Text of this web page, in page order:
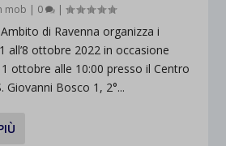
mob | 0 |
Ambito di Ravenna organizza i
all’8 ottobre 2022 in occasione
1 ottobre alle 10:00 presso il Centro
Giovanni Bosco 1, 2°...